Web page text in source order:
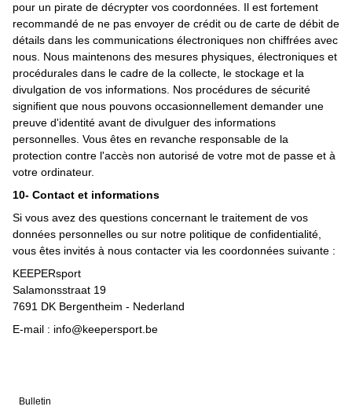
pour un pirate de décrypter vos coordonnées. Il est fortement
recommandé de ne pas envoyer de crédit ou de carte de débit de
détails dans les communications électroniques non chiffrées avec
nous. Nous maintenons des mesures physiques, électroniques et
procédurales dans le cadre de la collecte, le stockage et la
divulgation de vos informations. Nos procédures de sécurité
signifient que nous pouvons occasionnellement demander une
preuve d'identité avant de divulguer des informations
personnelles. Vous êtes en revanche responsable de la
protection contre l'accès non autorisé de votre mot de passe et à
votre ordinateur.
10- Contact et informations
Si vous avez des questions concernant le traitement de vos
données personnelles ou sur notre politique de confidentialité,
vous êtes invités à nous contacter via les coordonnées suivante :
KEEPERsport
Salamonsstraat 19
7691 DK Bergentheim - Nederland
E-mail : info@keepersport.be
Bulletin